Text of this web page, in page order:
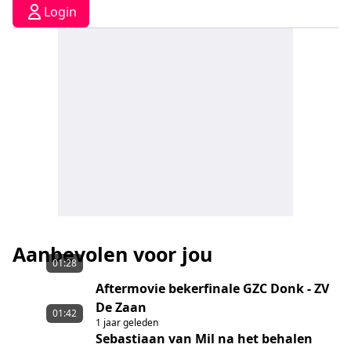
Login
Aanbevolen voor jou
01:28
Aftermovie bekerfinale GZC Donk - ZV
De Zaan
1 jaar geleden
01:42
Sebastiaan van Mil na het behalen